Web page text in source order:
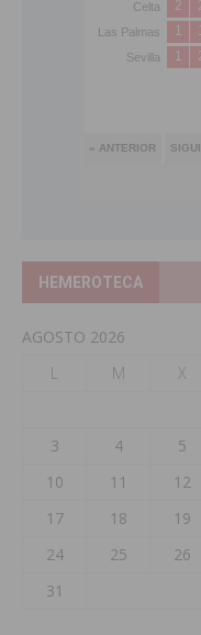
HEMEROTECA
AGOSTO 2026
L
M X
3
4 5
10
11 12
17
18 19
24
25 26
31